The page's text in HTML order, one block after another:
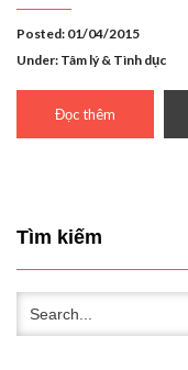
Posted: 01/04/2015
Under: Tâm lý & Tình dục
Đọc thêm
Tìm kiếm